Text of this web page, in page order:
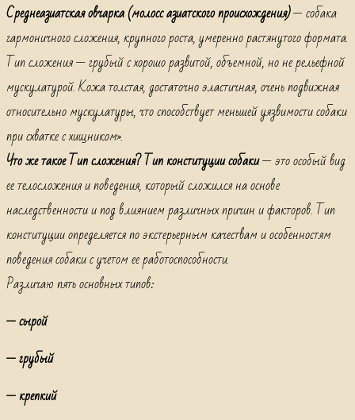
Среднеазиатская овчарка (молосс азиатского происхождения)— собака
гармоничного сложения, крупного роста, умеренно растянутого формата.
Тип сложения — грубый с хорошо развитой, объемной, но не рельефной
мускулатурой. Кожа толстая, достаточно эластичная, очень подвижная
относительно мускулатуры, что способствует меньшей уязвимости собаки
при схватке с хищником».
Что же такое Тип сложения? Тип конституции собаки— это особый вид
ее телосложения и поведения, который сложился на основе
наследственности и под влиянием различных причин и факторов. Тип
конституции определяется по экстерьерным качествам и особенностям
поведения собаки с учетом ее работоспособности.
Различаю пять основных типов:
— сырой
— грубый
— крепкий